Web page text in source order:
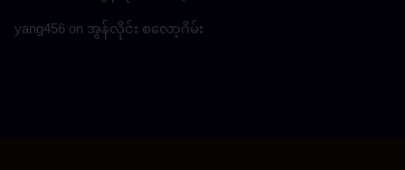
yang456 on အွန်လိုင်း စလော့ဂိမ်း